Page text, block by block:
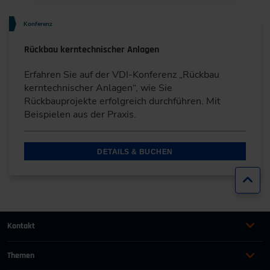
Konferenz
Rückbau kerntechnischer Anlagen
Erfahren Sie auf der VDI-Konferenz „Rückbau
kerntechnischer Anlagen“, wie Sie
Rückbauprojekte erfolgreich durchführen. Mit
Beispielen aus der Praxis.
DETAILS & BUCHEN
Kontakt
+49 (0)2116214-201
Themen